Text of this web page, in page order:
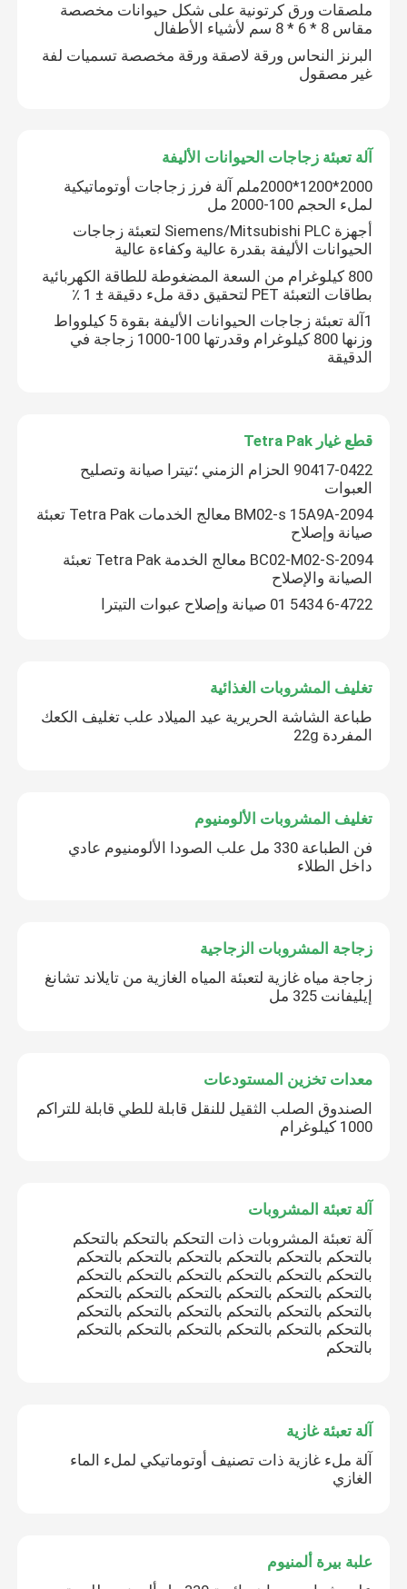
ملصقات ورق كرتونية على شكل حيوانات مخصصة
مقاس 8 * 6 * 8 سم لأشياء الأطفال
البرنز النحاس ورقة لاصقة ورقة مخصصة تسميات لفة
غير مصقول
آلة تعبئة زجاجات الحيوانات الأليفة
2000*1200*2000ملم آلة فرز زجاجات أوتوماتيكية
لملء الحجم 100-2000 مل
أجهزة Siemens/Mitsubishi PLC لتعبئة زجاجات
الحيوانات الأليفة بقدرة عالية وكفاءة عالية
800 كيلوغرام من السعة المضغوطة للطاقة الكهربائية
بطاقات التعبئة PET لتحقيق دقة ملء دقيقة ± 1 ٪
1آلة تعبئة زجاجات الحيوانات الأليفة بقوة 5 كيلوواط
وزنها 800 كيلوغرام وقدرتها 100-1000 زجاجة في
الدقيقة
قطع غيار Tetra Pak
90417-0422 الحزام الزمني ؛تيترا صيانة وتصليح
العبوات
2094-BM02-s 15A9A معالج الخدمات Tetra Pak تعبئة
صيانة وإصلاح
2094-BC02-M02-S معالج الخدمة Tetra Pak تعبئة
الصيانة والإصلاح
6-4722 5434 01 صيانة وإصلاح عبوات التيترا
تغليف المشروبات الغذائية
طباعة الشاشة الحريرية عيد الميلاد علب تغليف الكعك
المفردة 22g
تغليف المشروبات الألومنيوم
فن الطباعة 330 مل علب الصودا الألومنيوم عادي
داخل الطلاء
زجاجة المشروبات الزجاجية
زجاجة مياه غازية لتعبئة المياه الغازية من تايلاند تشانغ
إيليفانت 325 مل
معدات تخزين المستودعات
الصندوق الصلب الثقيل للنقل قابلة للطي قابلة للتراكم
1000 كيلوغرام
آلة تعبئة المشروبات
آلة تعبئة المشروبات ذات التحكم بالتحكم بالتحكم
بالتحكم بالتحكم بالتحكم بالتحكم بالتحكم بالتحكم
بالتحكم بالتحكم بالتحكم بالتحكم بالتحكم بالتحكم
بالتحكم بالتحكم بالتحكم بالتحكم بالتحكم بالتحكم
بالتحكم بالتحكم بالتحكم بالتحكم بالتحكم بالتحكم
بالتحكم بالتحكم بالتحكم بالتحكم بالتحكم بالتحكم
بالتحكم
آلة تعبئة غازية
آلة ملء غازية ذات تصنيف أوتوماتيكي لملء الماء
الغازي
علبة بيرة ألمنيوم